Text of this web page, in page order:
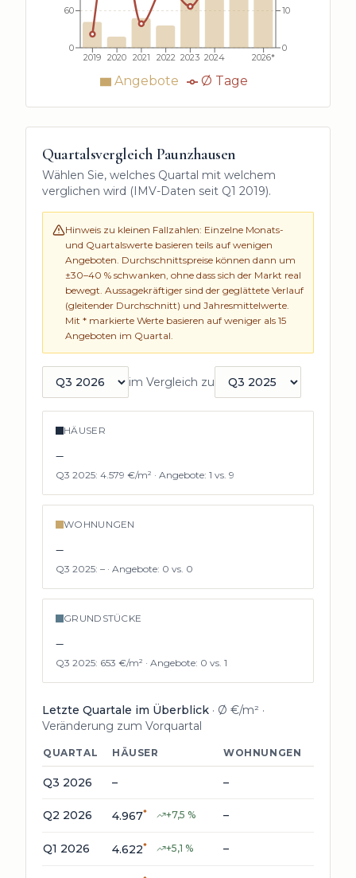
2019 2020 2021 2022 2023 2024 2026*
0
60
0
10
Angebote Ø Tage
Quartalsvergleich Paunzhausen
Wählen Sie, welches Quartal mit welchem
verglichen wird (IMV-Daten seit Q1 2019).
Hinweis zu kleinen Fallzahlen: Einzelne Monats-
und Quartalswerte basieren teils auf wenigen
Angeboten. Durchschnittspreise können dann um
±30–40 % schwanken, ohne dass sich der Markt real
bewegt. Aussagekräftiger sind der geglättete Verlauf
(gleitender Durchschnitt) und Jahresmittelwerte.
Mit * markierte Werte basieren auf weniger als 15
Angeboten im Quartal.
Quartal auswählen
im Vergleich zu
Vergleichsquartal auswählen
HÄUSER
–
Q3 2025: 4.579 €/m² · Angebote: 1 vs. 9
WOHNUNGEN
–
Q3 2025: – · Angebote: 0 vs. 0
GRUNDSTÜCKE
–
Q3 2025: 653 €/m² · Angebote: 0 vs. 1
Letzte Quartale im Überblick · Ø €/m² ·
Veränderung zum Vorquartal
QUARTAL HÄUSER WOHNUNGEN
Q3 2026 – –
Q2 2026 4.967* +7,5 % –
Q1 2026 4.622* +5,1 % –